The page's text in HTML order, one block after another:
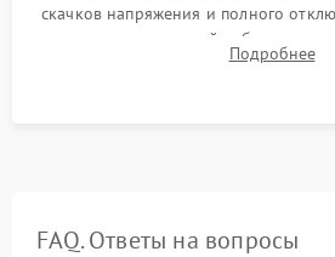
скачков напряжения и полного
времени автономной работы,
корректности формыПодробнее
FAQ. Ответы на вопросы